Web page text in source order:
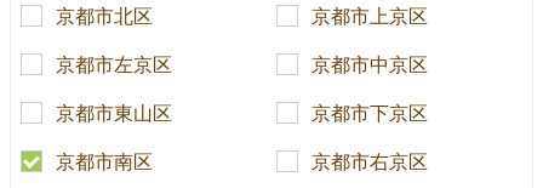
京都市北区 京都市上京区
京都市左京区 京都市中京区
京都市東山区 京都市下京区
京都市南区 京都市右京区